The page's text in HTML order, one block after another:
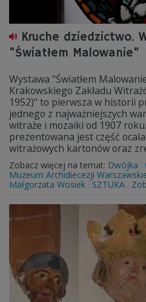
Kruche dziedzictwo.
"Światłem Malowanie"
Wystawa "Światłem
Krakowskiego Zakładu
1952)" to pierwsza w historii
jednego z najważniejszych
witraże i mozaiki od 1907
prezentowana jest część
witrażowych kartonów oraz
Zobacz więcej na temat: Dwójka
Muzeum Archidiecezji
Małgorzata Wosiek
SZTUKA